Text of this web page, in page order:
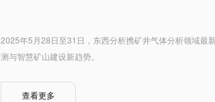
2025年5月28日至31日，东西分析携矿井气体分析领域最
测与智慧矿山建设新趋势。
查看更多